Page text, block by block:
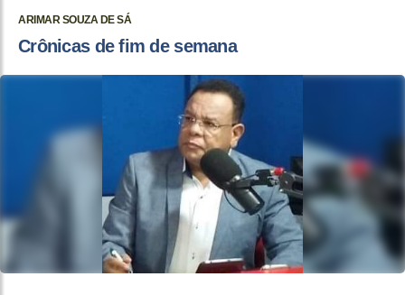
ARIMAR SOUZA DE SÁ
Crônicas de fim de semana